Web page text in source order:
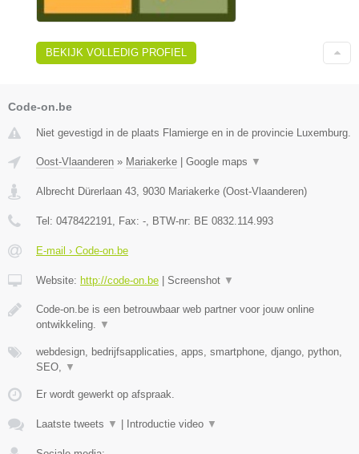
BEKIJK VOLLEDIG PROFIEL
Code-on.be
Niet gevestigd in de plaats Flamierge en in de provincie Luxemburg.
Oost-Vlaanderen » Mariakerke | Google maps ▼
Albrecht Dürerlaan 43 9030 Mariakerke (Oost-Vlaanderen)
Tel: 0478422191 , Fax: - , BTW-nr: BE 0832.114.993
E-mail › Code-on.be
Website: http://code-on.be | Screenshot ▼
Code-on.be is een betrouwbaar web partner voor jouw online
ontwikkeling.
▼
webdesign, bedrijfsapplicaties, apps, smartphone, django, python,
SEO,
▼
Er wordt gewerkt op afspraak.
Laatste tweets ▼ | Introductie video ▼